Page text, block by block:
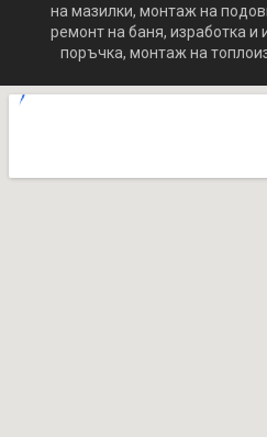
на мазилки, монтаж на
ремонт на баня, изработка и
поръчка, монтаж на